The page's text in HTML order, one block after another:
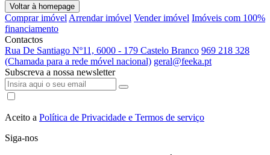
Voltar à homepage
Comprar imóvel Arrendar imóvel Vender imóvel Imóveis com 100%
financiamento
Contactos
Rua De Santiago Nº11, 6000 - 179 Castelo Branco 969 218 328
(Chamada para a rede móvel nacional) geral@feeka.pt
Subscreva a nossa newsletter
Aceito a Política de Privacidade e Termos de serviço
Siga-nos